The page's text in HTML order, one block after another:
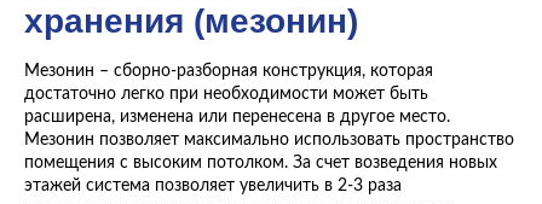
хранения (мезонин)
Мезонин – сборно-разборная конструкция, которая
достаточно легко при необходимости может быть
расширена, изменена или перенесена в другое место.
Мезонин позволяет максимально использовать пространство
помещения с высоким потолком. За счет возведения новых
этажей система позволяет увеличить в 2-3 раза